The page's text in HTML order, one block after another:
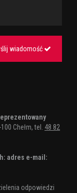
wiadomość
Chełm, tel. 48 82
adres e-mail:
odpowiedzi